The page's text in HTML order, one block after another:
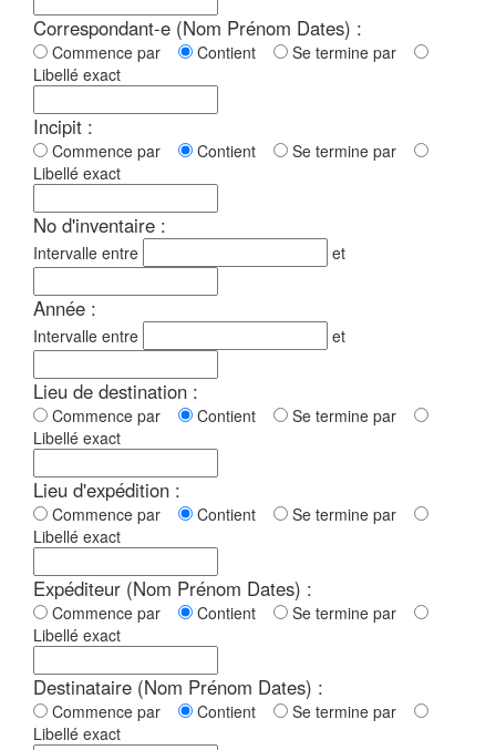
Correspondant-e (Nom Prénom Dates) :
Commence par Contient
Se termine par
Libellé exact
Incipit :
Commence par Contient
Se termine par
Libellé exact
No d'inventaire :
Intervalle entre et
Année :
Intervalle entre et
Lieu de destination :
Commence par Contient
Se termine par
Libellé exact
Lieu d'expédition :
Commence par Contient
Se termine par
Libellé exact
Expéditeur (Nom Prénom Dates) :
Commence par Contient
Se termine par
Libellé exact
Destinataire (Nom Prénom Dates) :
Commence par Contient
Se termine par
Libellé exact